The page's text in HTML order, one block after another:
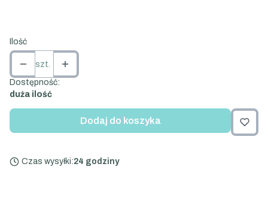
Ilość
szt.
Dostępność:
duża ilość
Dodaj do koszyka
Czas wysyłki:24 godziny